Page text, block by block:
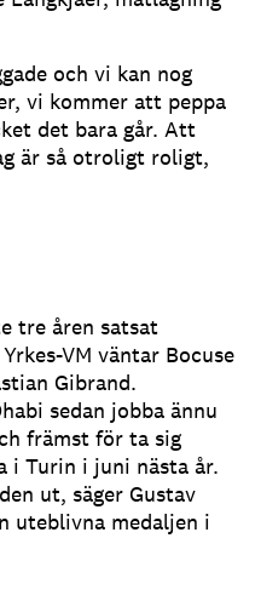
och vi kan nog
vi kommer att peppa
det bara går. Att
är så otroligt roligt,
tre åren satsat
VM väntar Bocuse
Gibrand.
sedan jobba ännu
främst för ta sig
i Turin i juni nästa år.
ut, säger Gustav
uteblivna medaljen i